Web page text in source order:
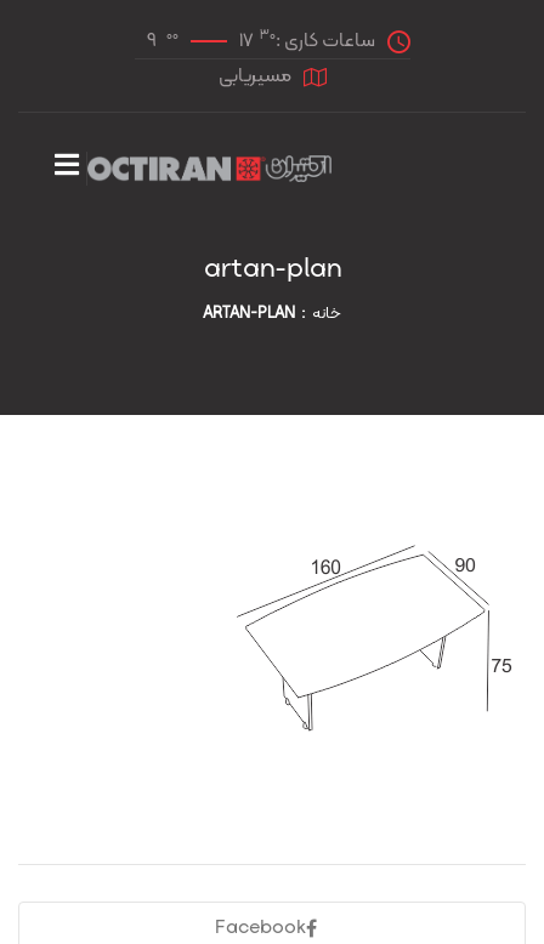
ساعات کاری : 17 30
9 00
مسیریابی
artan-plan
خانه ARTAN-PLAN
Facebook